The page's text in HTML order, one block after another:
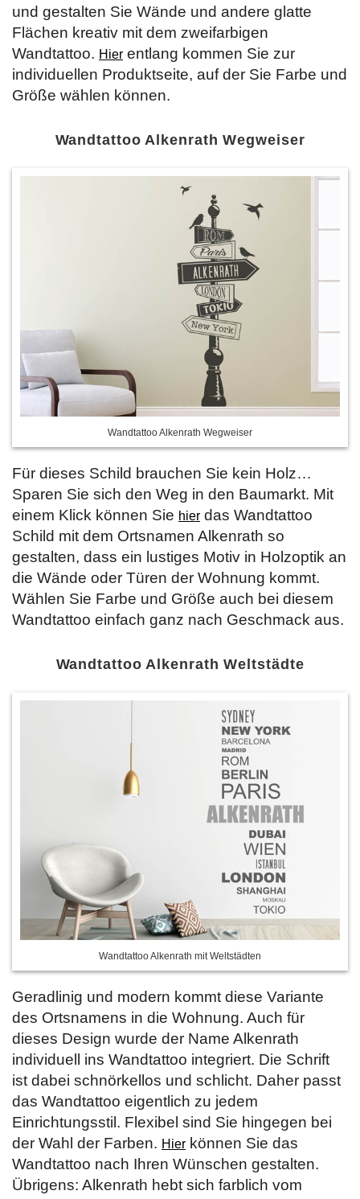
und gestalten Sie Wände und andere glatte
Flächen kreativ mit dem zweifarbigen
Wandtattoo. Hier entlang kommen Sie zur
individuellen Produktseite, auf der Sie Farbe und
Größe wählen können.
Wandtattoo Alkenrath Wegweiser
Wandtattoo Alkenrath Wegweiser
Für dieses Schild brauchen Sie kein Holz…
Sparen Sie sich den Weg in den Baumarkt. Mit
einem Klick können Sie hier das Wandtattoo
Schild mit dem Ortsnamen Alkenrath so
gestalten, dass ein lustiges Motiv in Holzoptik an
die Wände oder Türen der Wohnung kommt.
Wählen Sie Farbe und Größe auch bei diesem
Wandtattoo einfach ganz nach Geschmack aus.
Wandtattoo Alkenrath Weltstädte
Wandtattoo Alkenrath mit Weltstädten
Geradlinig und modern kommt diese Variante
des Ortsnamens in die Wohnung. Auch für
dieses Design wurde der Name Alkenrath
individuell ins Wandtattoo integriert. Die Schrift
ist dabei schnörkellos und schlicht. Daher passt
das Wandtattoo eigentlich zu jedem
Einrichtungsstil. Flexibel sind Sie hingegen bei
der Wahl der Farben. Hier können Sie das
Wandtattoo nach Ihren Wünschen gestalten.
Übrigens: Alkenrath hebt sich farblich vom